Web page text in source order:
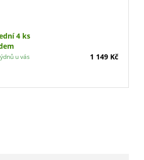
4 ks
u vás 1 149 Kč